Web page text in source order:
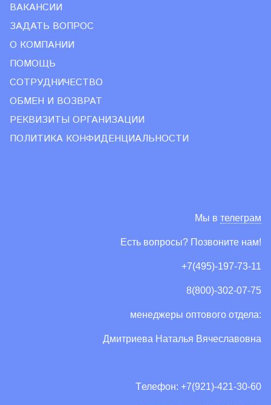
ВАКАНСИИ
ЗАДАТЬ ВОПРОС
О КОМПАНИИ
ПОМОЩЬ
СОТРУДНИЧЕСТВО
ОБМЕН И ВОЗВРАТ
РЕКВИЗИТЫ ОРГАНИЗАЦИИ
ПОЛИТИКА КОНФИДЕНЦИАЛЬНОСТИ
Мы в телеграм
Есть вопросы? Позвоните нам!
+7(495)-197-73-11
8(800)-302-07-75
менеджеры оптового отдела:
Дмитриева Наталья Вячеславовна
Tелефон: +7(921)-421-30-60